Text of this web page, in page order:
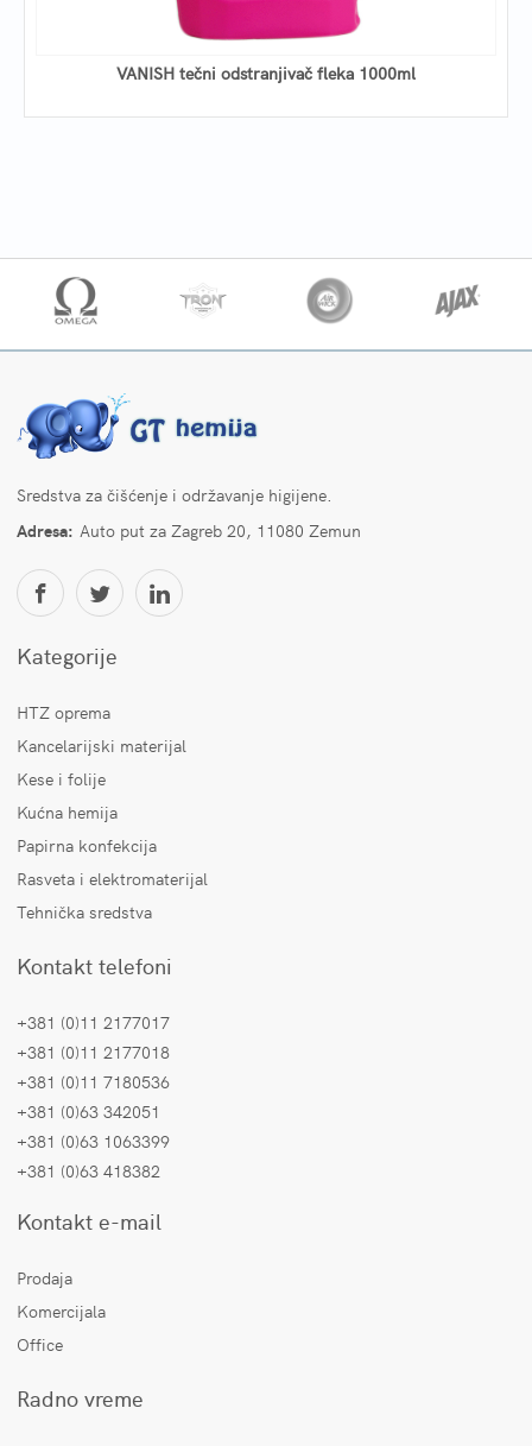
VANISH tečni odstranjivač fleka 1000ml
Sredstva za čišćenje i održavanje higijene.
Adresa: Auto put za Zagreb 20, 11080 Zemun
Kategorije
HTZ oprema
Kancelarijski materijal
Kese i folije
Kućna hemija
Papirna konfekcija
Rasveta i elektromaterijal
Tehnička sredstva
Kontakt telefoni
+381 (0)11 2177017
+381 (0)11 2177018
+381 (0)11 7180536
+381 (0)63 342051
+381 (0)63 1063399
+381 (0)63 418382
Kontakt e-mail
Prodaja
Komercijala
Office
Radno vreme